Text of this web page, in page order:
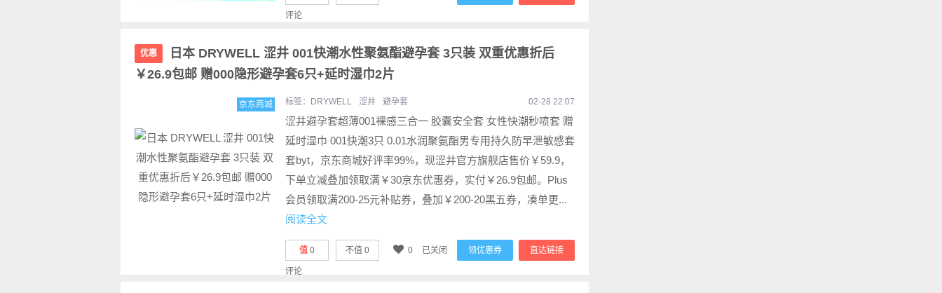
评论
优惠
日本 DRYWELL 涩井 001快潮水性聚氨酯避孕套 3只装 双重优惠折后
￥26.9包邮 赠000隐形避孕套6只+延时湿巾2片
京东商城 标签： DRYWELL 涩井 避孕套 02-28 22:07
涩井避孕套超薄001裸感三合一 胶囊安全套 女性快潮秒喷套 赠
延时湿巾 001快潮3只 0.01水润聚氨酯男专用持久防早泄敏感套
套byt，京东商城好评率99%，现涩井官方旗舰店售价￥59.9，
下单立减叠加领取满￥30京东优惠券，实付￥26.9包邮。Plus
会员领取满200-25元补贴券，叠加￥200-20黑五券，凑单更...
阅读全文
直达链接
领优惠券
值 0 不值 0 0 已关闭
评论